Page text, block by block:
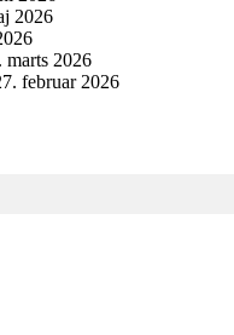
2026
marts 2026
februar 2026